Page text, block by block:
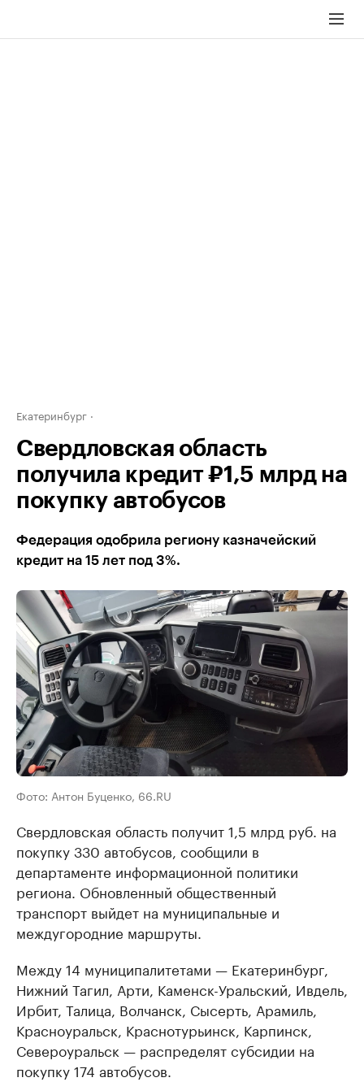
Екатеринбург
Свердловская область
получила кредит ₽1,5 млрд на
покупку автобусов
Федерация одобрила региону казначейский
кредит на 15 лет под 3%.
Фото: Антон Буценко, 66.RU
Свердловская область получит 1,5 млрд руб. на
покупку 330 автобусов, сообщили в
департаменте информационной политики
региона. Обновленный общественный
транспорт выйдет на муниципальные и
междугородние маршруты.
Между 14 муниципалитетами — Екатеринбург,
Нижний Тагил, Арти, Каменск-Уральский, Ивдель,
Ирбит, Талица, Волчанск, Сысерть, Арамиль,
Красноуральск, Краснотурьинск, Карпинск,
Североуральск — распределят субсидии на
покупку 174 автобусов.